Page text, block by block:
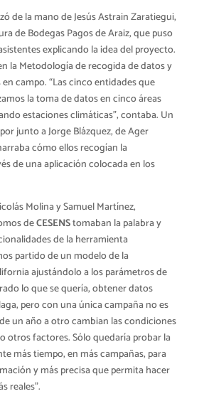
de la mano de Jesús Astrain Zaratiegui,
de Bodegas Pagos de Araiz, que puso
explicando la idea del proyecto.
la Metodología de recogida de datos y
campo. “Las cinco entidades que
la toma de datos en cinco áreas
estaciones climáticas”, contaba. Un
junto a Jorge Blázquez, de Ager
cómo ellos recogían la
de una aplicación colocada en los
Molina y Samuel Martínez,
deCESENStomaban la palabra y
de la herramienta
partido de un modelo de la
ajustándolo a los parámetros de
lo que se quería, obtener datos
pero con una única campaña no es
un año a otro cambian las condiciones
otros factores. Sólo quedaría probar la
más tiempo, en más campañas, para
y más precisa que permita hacer
reales”.